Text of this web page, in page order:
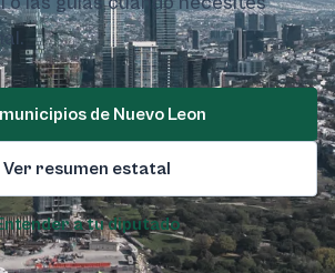
de Nuevo Leon
Ver resumen estatal
a tu diputado